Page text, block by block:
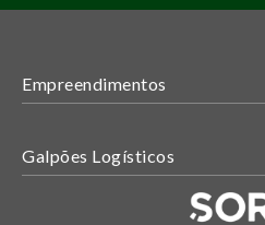
Empreendimentos
Galpões Logísticos